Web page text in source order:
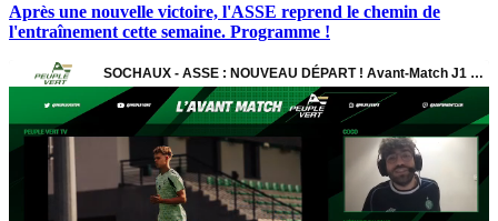
Après une nouvelle victoire, l'ASSE reprend le chemin de
l'entraînement cette semaine. Programme !